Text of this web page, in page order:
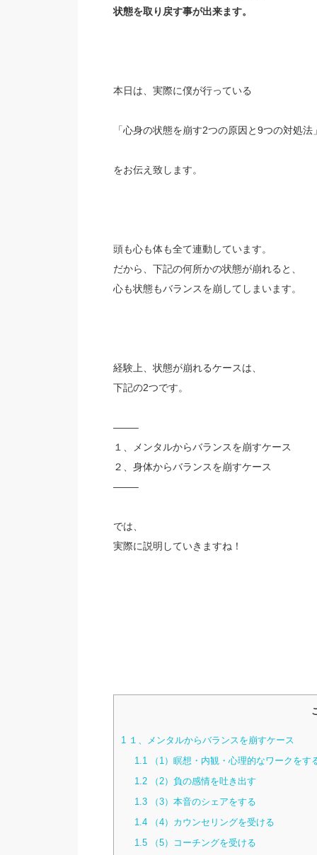
状態を取り戻す事が出来ます。
本日は、実際に僕が行っている
「心身の状態を崩す2つの原因と9つの対処法」
をお伝え致します。
頭も心も体も全て連動しています。
だから、下記の何所かの状態が崩れると、
心も状態もバランスを崩してしまいます。
経験上、状態が崩れるケースは、
下記の2つです。
——–
１、メンタルからバランスを崩すケース
２、身体からバランスを崩すケース
——–
では、
実際に説明していきますね！
1１、メンタルからバランスを崩すケース
1.1 （1）瞑想・内観・心理的なワークをす
1.2 （2）負の感情を吐き出す
1.3 （3）本音のシェアをする
1.4 （4）カウンセリングを受ける
1.5 （5）コーチングを受ける